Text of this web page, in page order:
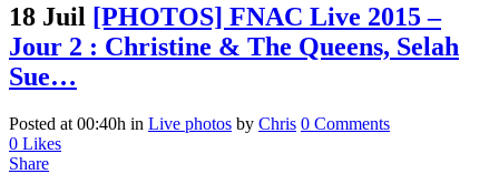
18 Juil [PHOTOS] FNAC Live 2015 –
Jour 2 : Christine & The Queens, Selah
Sue…
Posted at 00:40h in Live photos by Chris 0 Comments
0 Likes
Share